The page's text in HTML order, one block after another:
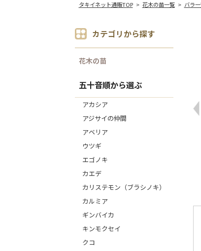
タキイネット通販TOP> 花木の苗一覧> バラ
カテゴリから探す
花木の苗
五十音順から選ぶ
アカシア
アジサイの仲間
アベリア
ウツギ
エゴノキ
カエデ
カリステモン（ブラシノキ）
カルミア
ギンバイカ
キンモクセイ
クコ